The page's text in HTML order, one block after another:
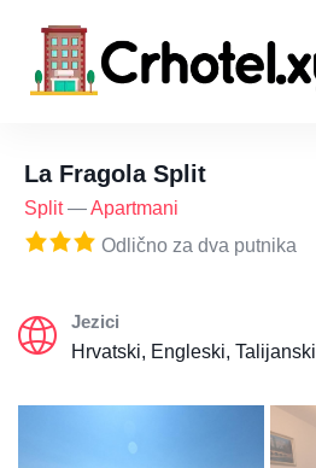
La Fragola Split
Split—Apartmani
Odlično za dva putnika
Jezici
Hrvatski, Engleski, Talijanski